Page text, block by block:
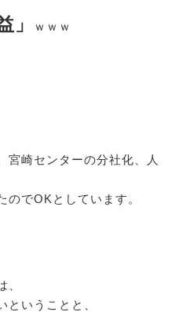
」 ｗｗｗ
宮崎センターの分社化、人
のでOKとしています。
、
ということと、